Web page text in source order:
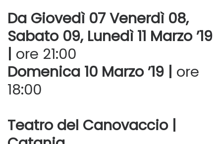
Da Giovedì 07 Venerdì 08,
Sabato 09, Lunedì 11 Marzo ’19
ore 21:00
Domenica 10 Marzo ’19 | ore
18:00
Teatro del Canovaccio |